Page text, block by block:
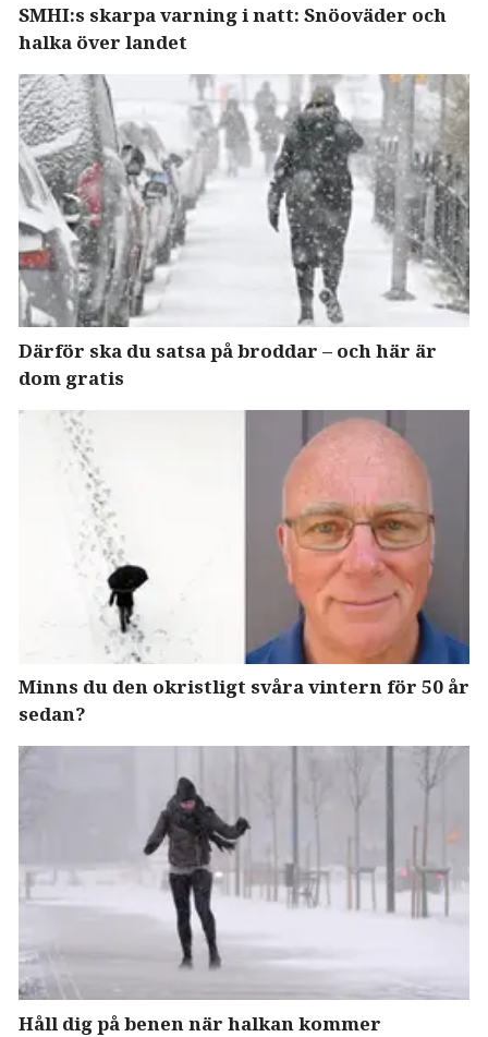
SMHI:s skarpa varning i natt: Snöoväder och
halka över landet
Därför ska du satsa på broddar – och här är
dom gratis
Minns du den okristligt svåra vintern för 50 år
sedan?
Håll dig på benen när halkan kommer